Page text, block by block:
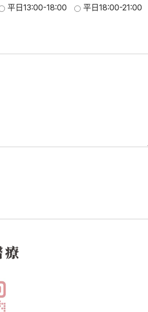
平日13:00-18:00
平日18:00-21:00